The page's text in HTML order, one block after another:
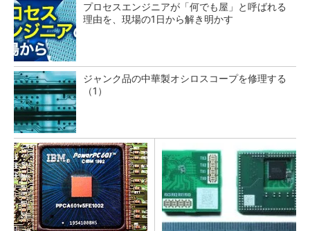
プロセスエンジニアが「何でも屋」と呼ばれる
理由を、現場の1日から解き明かす
ジャンク品の中華製オシロスコープを修理する
（1）